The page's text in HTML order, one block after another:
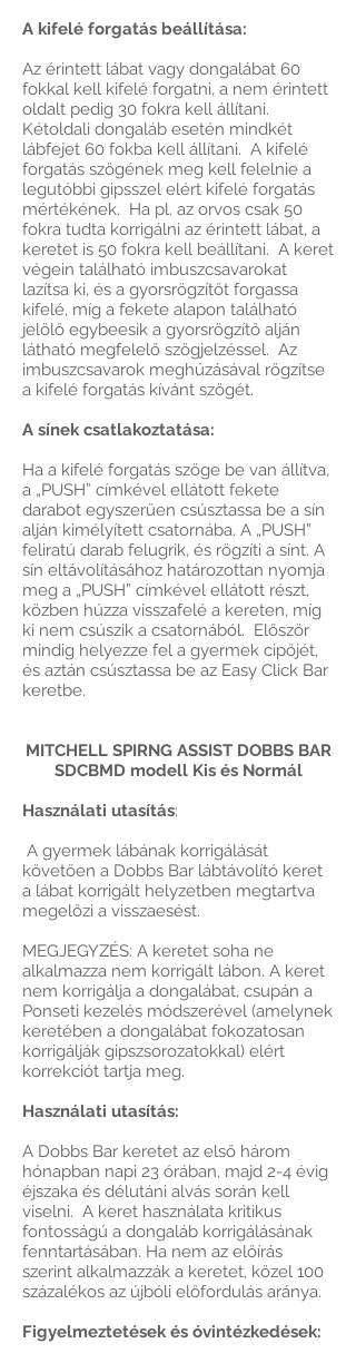
A kifelé forgatás beállítása:
Az érintett lábat vagy dongalábat 60
fokkal kell kifelé forgatni, a nem érintett
oldalt pedig 30 fokra kell állítani.
Kétoldali dongaláb esetén mindkét
lábfejet 60 fokba kell állítani. A kifelé
forgatás szögének meg kell felelnie a
legutóbbi gipsszel elért kifelé forgatás
mértékének. Ha pl. az orvos csak 50
fokra tudta korrigálni az érintett lábat, a
keretet is 50 fokra kell beállítani. A keret
végein található imbuszcsavarokat
lazítsa ki, és a gyorsrögzítőt forgassa
kifelé, míg a fekete alapon található
jelölő egybeesik a gyorsrögzítő alján
látható megfelelő szögjelzéssel. Az
imbuszcsavarok meghúzásával rögzítse
a kifelé forgatás kívánt szögét.
A sínek csatlakoztatása:
Ha a kifelé forgatás szöge be van állítva,
a „PUSH” címkével ellátott fekete
darabot egyszerűen csúsztassa be a sín
alján kimélyített csatornába. A „PUSH”
feliratú darab felugrik, és rögzíti a sínt. A
sín eltávolításához határozottan nyomja
meg a „PUSH” címkével ellátott részt,
közben húzza visszafelé a kereten, míg
ki nem csúszik a csatornából. Először
mindig helyezze fel a gyermek cipőjét,
és aztán csúsztassa be az Easy Click Bar
keretbe.
MITCHELL SPIRNG ASSIST DOBBS BAR
SDCBMD modell Kis és Normál
Használati utasítás:
A gyermek lábának korrigálását
követően a Dobbs Bar lábtávolító keret
a lábat korrigált helyzetben megtartva
megelőzi a visszaesést.
MEGJEGYZÉS: A keretet soha ne
alkalmazza nem korrigált lábon. A keret
nem korrigálja a dongalábat, csupán a
Ponseti kezelés módszerével (amelynek
keretében a dongalábat fokozatosan
korrigálják gipszsorozatokkal) elért
korrekciót tartja meg.
Használati utasítás:
A Dobbs Bar keretet az első három
hónapban napi 23 órában, majd 2-4 évig
éjszaka és délutáni alvás során kell
viselni. A keret használata kritikus
fontosságú a dongaláb korrigálásának
fenntartásában. Ha nem az előírás
szerint alkalmazzák a keretet, közel 100
százalékos az újbóli előfordulás aránya.
Figyelmeztetések és óvintézkedések: